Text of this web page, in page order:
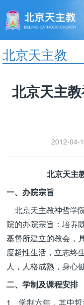
北京天主教
教区动态
时事新闻
北京天主
2012-04-
北京天主
一、办院宗旨
北京天主教神哲学
院的办院宗旨：培养
基督所建立的教会，
度超性生活，立志终
人，人格成熟，身心
二、学制及课程安排
1、学制六年，其中